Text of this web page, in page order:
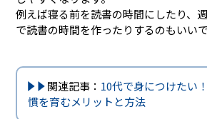
例えば寝る前を読書の時間にしたり、
で読書の時間を作ったりするのもいいで
関連記事： 10代で身につけたい
慣を育むメリットと方法